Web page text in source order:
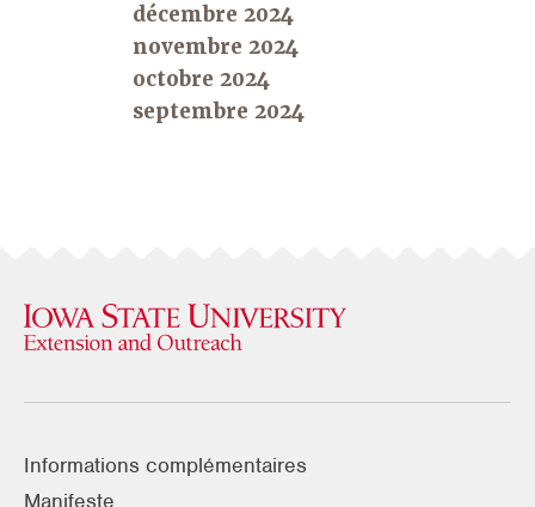
décembre 2024
novembre 2024
octobre 2024
septembre 2024
Informations complémentaires
Manifeste